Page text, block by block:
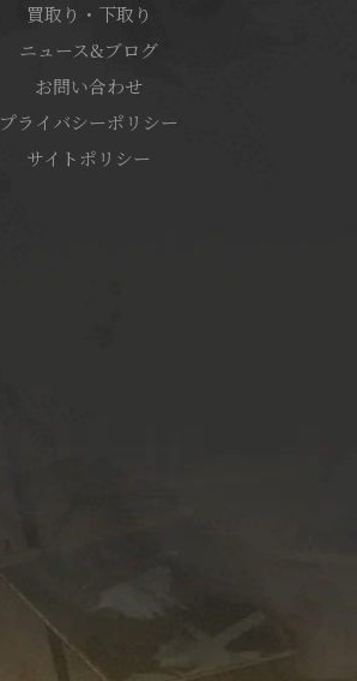
買取り・下取り
ニュース&ブログ
お問い合わせ
プライバシーポリシー
サイトポリシー